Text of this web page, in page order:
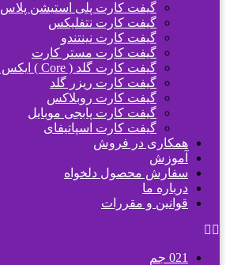
گیفت کارت پلی استیشن پلاس
گیفت کارت نتفلیکس
گیفت کارت نینتندو
گیفت کارت مستر کارت
گیفت کارت گلد ( Core ) ایکس باکس
گیفت کارت ریزر گلد
گیفت کارت روبلاکس
گیفت کارت پابجی موبایل
گیفت کارت اسپاتیفای
همکاری در فروش
آموزش
سفارش محصول دلخواه
درباره ما
قوانین و مقررات
021 جم